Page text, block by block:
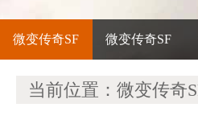
微变传奇SF 微变传奇SF
当前位置： 微变传奇